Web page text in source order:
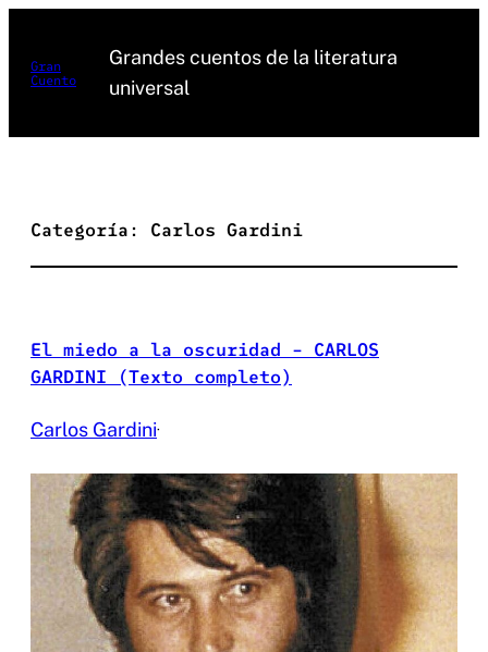
contenido
Gran
Cuento
Grandes cuentos de la literatura
universal
Categoría: Carlos Gardini
El miedo a la oscuridad – CARLOS
GARDINI (Texto completo)
Carlos Gardini·